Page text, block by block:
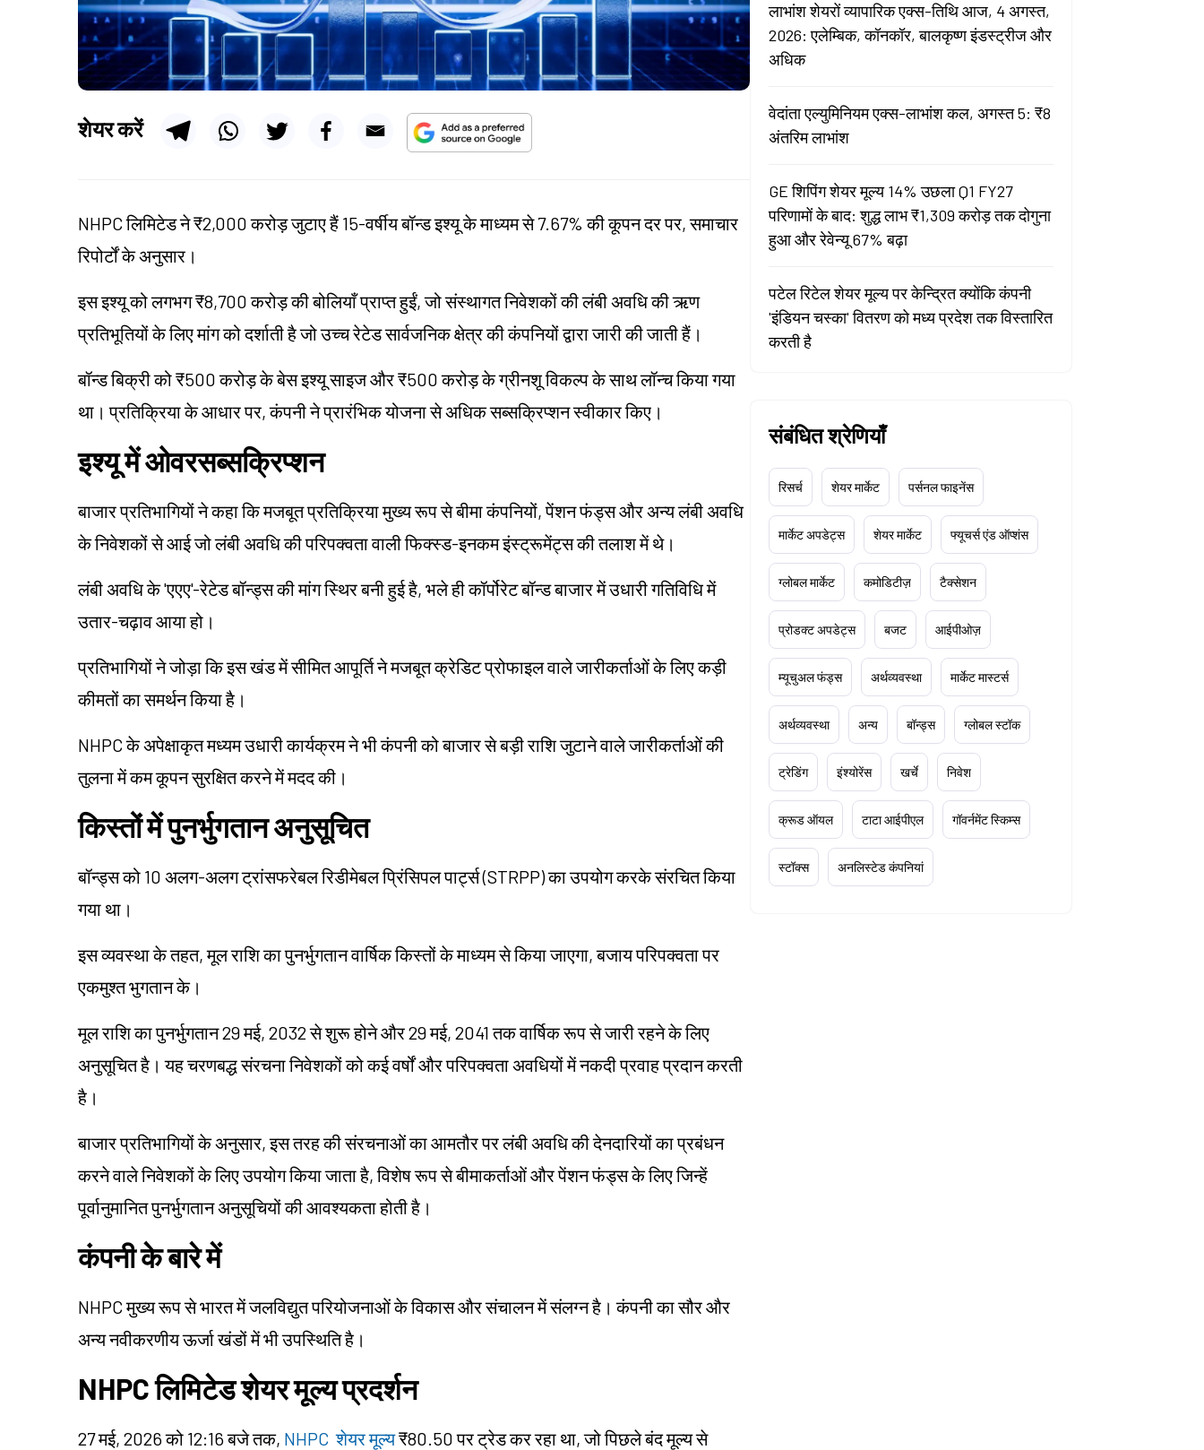
शेयर करें
NHPC लिमिटेड ने ₹2,000 करोड़ जुटाए हैं 15-वर्षीय बॉन्ड इश्यू के माध्यम से 7.67% की कूपन दर पर, समाचार
रिपोर्टों के अनुसार।
इस इश्यू को लगभग ₹8,700 करोड़ की बोलियाँ प्राप्त हुईं, जो संस्थागत निवेशकों की लंबी अवधि की ऋण
प्रतिभूतियों के लिए मांग को दर्शाती है जो उच्च रेटेड सार्वजनिक क्षेत्र की कंपनियों द्वारा जारी की जाती हैं।
बॉन्ड बिक्री को ₹500 करोड़ के बेस इश्यू साइज और ₹500 करोड़ के ग्रीनशू विकल्प के साथ लॉन्च किया गया
था। प्रतिक्रिया के आधार पर, कंपनी ने प्रारंभिक योजना से अधिक सब्सक्रिप्शन स्वीकार किए।
इश्यू में ओवरसब्सक्रिप्शन
बाजार प्रतिभागियों ने कहा कि मजबूत प्रतिक्रिया मुख्य रूप से बीमा कंपनियों, पेंशन फंड्स और अन्य लंबी अवधि
के निवेशकों से आई जो लंबी अवधि की परिपक्वता वाली फिक्स्ड-इनकम इंस्ट्रूमेंट्स की तलाश में थे।
लंबी अवधि के 'एएए'-रेटेड बॉन्ड्स की मांग स्थिर बनी हुई है, भले ही कॉर्पोरेट बॉन्ड बाजार में उधारी गतिविधि में
उतार-चढ़ाव आया हो।
प्रतिभागियों ने जोड़ा कि इस खंड में सीमित आपूर्ति ने मजबूत क्रेडिट प्रोफाइल वाले जारीकर्ताओं के लिए कड़ी
कीमतों का समर्थन किया है।
NHPC के अपेक्षाकृत मध्यम उधारी कार्यक्रम ने भी कंपनी को बाजार से बड़ी राशि जुटाने वाले जारीकर्ताओं की
तुलना में कम कूपन सुरक्षित करने में मदद की।
किस्तों में पुनर्भुगतान अनुसूचित
बॉन्ड्स को 10 अलग-अलग ट्रांसफरेबल रिडीमेबल प्रिंसिपल पार्ट्स (STRPP) का उपयोग करके संरचित किया
गया था।
इस व्यवस्था के तहत, मूल राशि का पुनर्भुगतान वार्षिक किस्तों के माध्यम से किया जाएगा, बजाय परिपक्वता पर
एकमुश्त भुगतान के।
मूल राशि का पुनर्भुगतान 29 मई, 2032 से शुरू होने और 29 मई, 2041 तक वार्षिक रूप से जारी रहने के लिए
अनुसूचित है। यह चरणबद्ध संरचना निवेशकों को कई वर्षों और परिपक्वता अवधियों में नकदी प्रवाह प्रदान करती
है।
बाजार प्रतिभागियों के अनुसार, इस तरह की संरचनाओं का आमतौर पर लंबी अवधि की देनदारियों का प्रबंधन
करने वाले निवेशकों के लिए उपयोग किया जाता है, विशेष रूप से बीमाकर्ताओं और पेंशन फंड्स के लिए जिन्हें
पूर्वानुमानित पुनर्भुगतान अनुसूचियों की आवश्यकता होती है।
कंपनी के बारे में
NHPC मुख्य रूप से भारत में जलविद्युत परियोजनाओं के विकास और संचालन में संलग्न है। कंपनी का सौर और
अन्य नवीकरणीय ऊर्जा खंडों में भी उपस्थिति है।
NHPC लिमिटेड शेयर मूल्य प्रदर्शन
27 मई, 2026 को 12:16 बजे तक, NHPC शेयर मूल्य₹80.50 पर ट्रेड कर रहा था, जो पिछले बंद मूल्य से
लाभांश शेयरों व्यापारिक एक्स-तिथि आज, 4 अगस्त,
2026: एलेम्बिक, कॉनकॉर, बालकृष्ण इंडस्ट्रीज और
अधिक
वेदांता एल्युमिनियम एक्स-लाभांश कल, अगस्त 5: ₹8
अंतरिम लाभांश
GE शिपिंग शेयर मूल्य 14% उछला Q1 FY27
परिणामों के बाद: शुद्ध लाभ ₹1,309 करोड़ तक दोगुना
हुआ और रेवेन्यू 67% बढ़ा
पटेल रिटेल शेयर मूल्य पर केन्द्रित क्योंकि कंपनी
'इंडियन चस्का' वितरण को मध्य प्रदेश तक विस्तारित
करती है
संबंधित श्रेणियाँ
रिसर्च शेयर मार्केट पर्सनल फाइनेंस
मार्केट अपडेट्स शेयर मार्केट फ्यूचर्स एंड ऑप्शंस
ग्लोबल मार्केट कमोडिटीज़ टैक्सेशन
प्रोडक्ट अपडेट्स बजट आईपीओज़
म्यूचुअल फंड्स अर्थव्यवस्था मार्केट मास्टर्स
अर्थव्यवस्था अन्य बॉन्ड्स ग्लोबल स्टॉक
ट्रेडिंग इंश्योरेंस खर्चे निवेश
क्रूड ऑयल टाटा आईपीएल गॉवर्नमेंट स्किम्स
स्टॉक्स अनलिस्टेड कंपनियां